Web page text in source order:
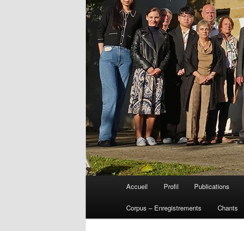
Aller
au
Accueil Profil Publications
Corpus – Enregistrements Chants